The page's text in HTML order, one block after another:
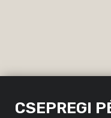
CSEPREGI